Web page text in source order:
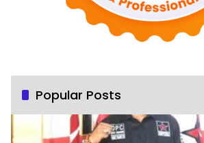
Popular Posts